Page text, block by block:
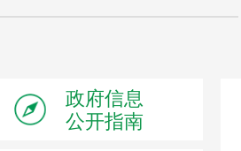
政府信息
公开指南